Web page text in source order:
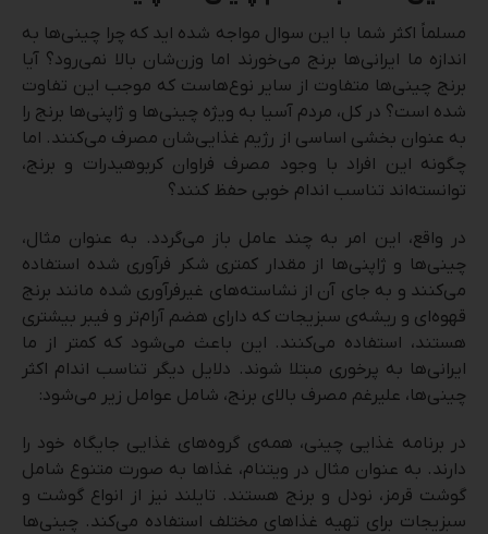
مسلماً اکثر شما با این سوال مواجه شده اید که چرا چینی‌ها به
اندازه ما ایرانی‌ها برنج می‌خورند اما وزن‌شان بالا نمی‌رود؟ آیا
برنج چینی‌ها متفاوت از سایر نوع‌هاست که موجب این تفاوت
شده است؟ در کل، مردم آسیا به ویژه چینی‌ها و ژاپنی‌ها برنج را
به عنوان بخشی اساسی از رژیم غذایی‌شان مصرف می‌کنند. اما
چگونه این افراد با وجود مصرف فراوان کربوهیدرات و برنج،
توانسته‌اند تناسب اندام خوبی حفظ کنند؟
در واقع، این امر به چند عامل باز می‌گردد. به عنوان مثال،
چینی‌ها و ژاپنی‌ها از مقدار کمتری شکر فرآوری شده استفاده
می‌کنند و به جای آن از نشاسته‌های غیر‌فرآوری شده مانند برنج
قهوه‌ای و ریشه‌ی سبزیجات که دارای هضم آرام‌تر و فیبر بیشتری
هستند، استفاده می‌کنند. این باعث می‌شود که کمتر از ما
ایرانی‌ها به پرخوری مبتلا شوند. دلایل دیگر تناسب اندام اکثر
چینی‌ها، علیرغم مصرف بالای برنج، شامل عوامل زیر می‌شود:
در برنامه غذایی چینی، همه‌ی گروه‌های غذایی جایگاه خود را
دارند. به عنوان مثال در ویتنام، غذاها به صورت متنوع شامل
گوشت قرمز، نودل و برنج هستند. تایلند نیز از انواع گوشت و
سبزیجات برای تهیه غذاهای مختلف استفاده می‌کند. چینی‌ها